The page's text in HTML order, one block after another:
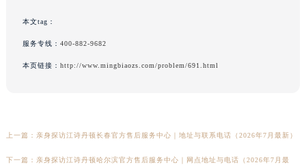
本文tag：
服务专线： 400-882-9682
本页链接： http://www.mingbiaozs.com/problem/691.html
上一篇： 亲身探访江诗丹顿长春官方售后服务中心｜地址与联系电话（2026年7月最新）
下一篇： 亲身探访江诗丹顿哈尔滨官方售后服务中心｜网点地址与电话（2026年7月最